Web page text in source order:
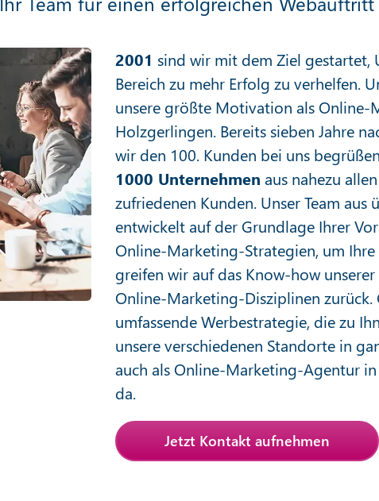
2001 sind wir mit dem Ziel
Bereich zu mehr Erfolg zu verhelfen.
unsere größte Motivation als
Holzgerlingen. Bereits sieben Jahre
wir den 100. Kunden bei uns
1000 Unternehmen aus nahezu
zufriedenen Kunden. Unser Team aus
entwickelt auf der Grundlage Ihrer
Online-Marketing-Strategien, um
greifen wir auf das Know-how
Online-Marketing-Disziplinen zurück.
umfassende Werbestrategie, die zu
unsere verschiedenen Standorte in
auch als Online-Marketing-Agentur
da.
Jetzt Kontakt aufnehmen